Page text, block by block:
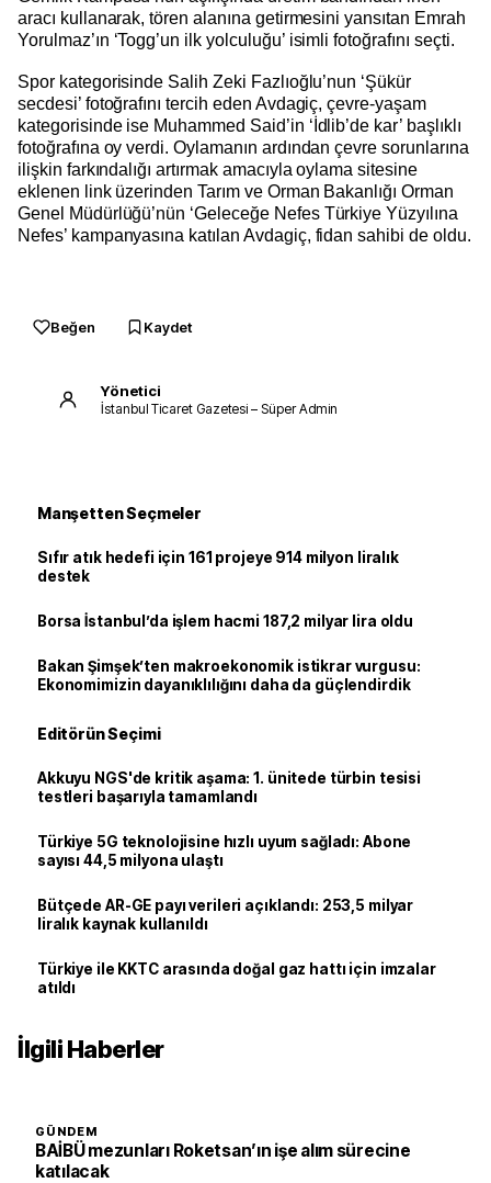
aracı kullanarak, tören alanına getirmesini yansıtan Emrah
Yorulmaz’ın ‘Togg’un ilk yolculuğu’ isimli fotoğrafını seçti.
Spor kategorisinde Salih Zeki Fazlıoğlu’nun ‘Şükür
secdesi’ fotoğrafını tercih eden Avdagiç, çevre-yaşam
kategorisinde ise Muhammed Said’in ‘İdlib’de kar’ başlıklı
fotoğrafına oy verdi. Oylamanın ardından çevre sorunlarına
ilişkin farkındalığı artırmak amacıyla oylama sitesine
eklenen link üzerinden Tarım ve Orman Bakanlığı Orman
Genel Müdürlüğü’nün ‘Geleceğe Nefes Türkiye Yüzyılına
Nefes’ kampanyasına katılan Avdagiç, fidan sahibi de oldu.
Beğen Kaydet
Yönetici
İstanbul Ticaret Gazetesi – Süper Admin
Manşetten Seçmeler
Sıfır atık hedefi için 161 projeye 914 milyon liralık
destek
Borsa İstanbul’da işlem hacmi 187,2 milyar lira oldu
Bakan Şimşek’ten makroekonomik istikrar vurgusu:
Ekonomimizin dayanıklılığını daha da güçlendirdik
Editörün Seçimi
Akkuyu NGS'de kritik aşama: 1. ünitede türbin tesisi
testleri başarıyla tamamlandı
Türkiye 5G teknolojisine hızlı uyum sağladı: Abone
sayısı 44,5 milyona ulaştı
Bütçede AR-GE payı verileri açıklandı: 253,5 milyar
liralık kaynak kullanıldı
Türkiye ile KKTC arasında doğal gaz hattı için imzalar
atıldı
İlgili Haberler
GÜNDEM
BAİBÜ mezunları Roketsan’ın işe alım sürecine
katılacak